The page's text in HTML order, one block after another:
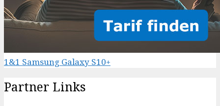
1&1 Samsung Galaxy S10+
Partner Links